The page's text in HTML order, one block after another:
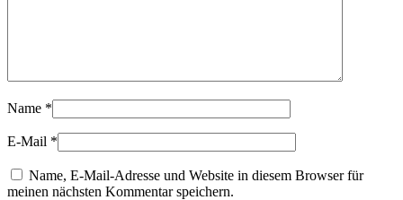
Name *
E-Mail *
Name, E-Mail-Adresse und Website in diesem Browser für
meinen nächsten Kommentar speichern.